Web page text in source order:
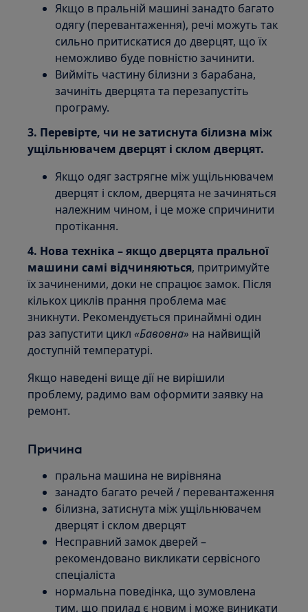
Якщо в пральній машині занадто багато
одягу (перевантаження), речі можуть так
сильно притискатися до дверцят, що їх
неможливо буде повністю зачинити.
Вийміть частину білизни з барабана,
зачиніть дверцята та перезапустіть
програму.
3. Перевірте, чи не затиснута білизна між
ущільнювачем дверцят і склом дверцят.
Якщо одяг застрягне між ущільнювачем
дверцят і склом, дверцята не зачиняться
належним чином, і це може спричинити
протікання.
4. Нова техніка – якщо дверцята пральної
машини самі відчиняються, притримуйте
їх зачиненими, доки не спрацює замок. Після
кількох циклів прання проблема має
зникнути. Рекомендується принаймні один
раз запустити цикл«Бавовна» на найвищій
доступній температурі.
Якщо наведені вище дії не вирішили
проблему, радимо вам оформити заявку на
ремонт.
Причина
пральна машина не вирівняна
занадто багато речей / перевантаження
білизна, затиснута між ущільнювачем
дверцят і склом дверцят
Несправний замок дверей –
рекомендовано викликати сервісного
спеціаліста
нормальна поведінка, що зумовлена
тим, що прилад є новим і може виникати